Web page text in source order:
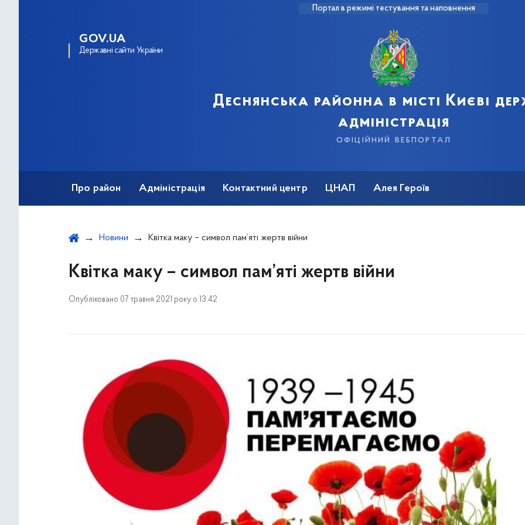
Портал в режимі тестування та наповнення
GOV.UA
Державні сайти України
Деснянська районна в місті Києві
адміністрація
офіційний вебпортал
Про район Адміністрація Контактний центр ЦНАП Алея Героїв
Новини Квітка маку – символ пам’яті жертв війни
Квітка маку – символ пам’яті жертв війни
Опубліковано 07 травня 2021 року о 13:42